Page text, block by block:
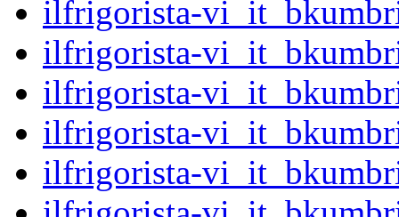
ilfrigorista-
ilfrigorista-
ilfrigorista-
ilfrigorista-
ilfrigorista-